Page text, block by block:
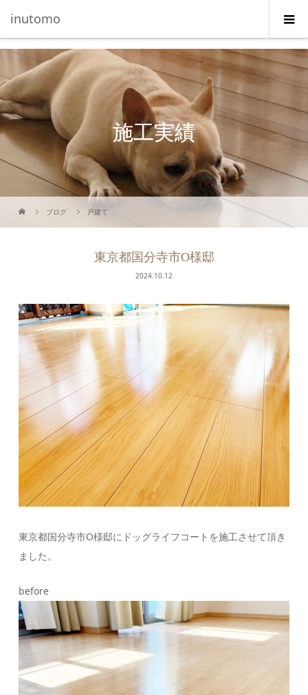
inutomo
施工実績
ブログ 戸建て
東京都国分寺市O様邸
2024.10.12
東京都国分寺市O様邸にドッグライフコートを施工させて頂き
ました。
before